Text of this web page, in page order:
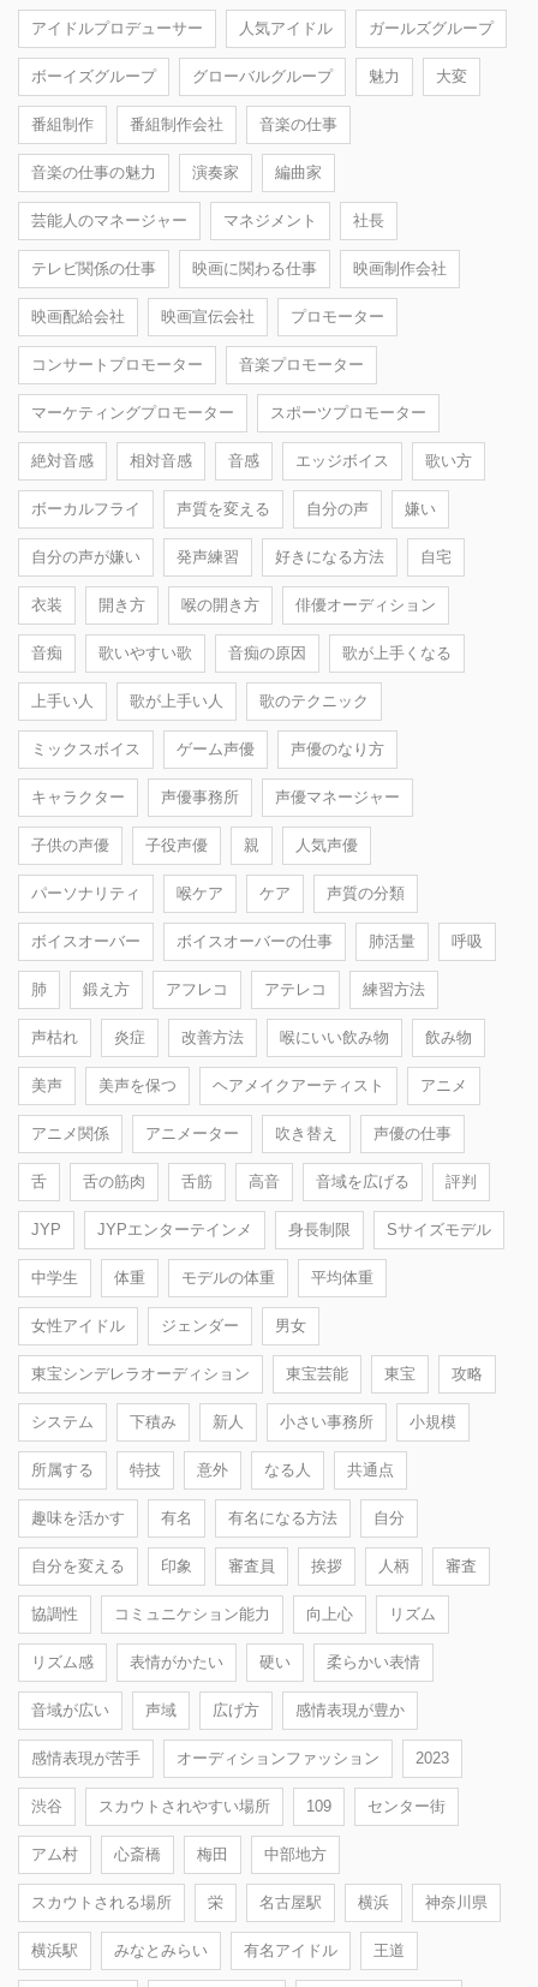
アイドルプロデューサー 人気アイドル ガールズグループ
ボーイズグループ グローバルグループ 魅力 大変
番組制作 番組制作会社 音楽の仕事
音楽の仕事の魅力 演奏家 編曲家
芸能人のマネージャー マネジメント 社長
テレビ関係の仕事 映画に関わる仕事 映画制作会社
映画配給会社 映画宣伝会社 プロモーター
コンサートプロモーター 音楽プロモーター
マーケティングプロモーター スポーツプロモーター
絶対音感 相対音感 音感 エッジボイス 歌い方
ボーカルフライ 声質を変える 自分の声 嫌い
自分の声が嫌い 発声練習 好きになる方法 自宅
衣装 開き方 喉の開き方 俳優オーディション
音痴 歌いやすい歌 音痴の原因 歌が上手くなる
上手い人 歌が上手い人 歌のテクニック
ミックスボイス ゲーム声優 声優のなり方
キャラクター 声優事務所 声優マネージャー
子供の声優 子役声優 親 人気声優
パーソナリティ 喉ケア ケア 声質の分類
ボイスオーバー ボイスオーバーの仕事 肺活量 呼吸
肺 鍛え方 アフレコ アテレコ 練習方法
声枯れ 炎症 改善方法 喉にいい飲み物 飲み物
美声 美声を保つ ヘアメイクアーティスト アニメ
アニメ関係 アニメーター 吹き替え 声優の仕事
舌 舌の筋肉 舌筋 高音 音域を広げる 評判
JYP JYPエンターテインメ 身長制限 Sサイズモデル
中学生 体重 モデルの体重 平均体重
女性アイドル ジェンダー 男女
東宝シンデレラオーディション 東宝芸能 東宝 攻略
システム 下積み 新人 小さい事務所 小規模
所属する 特技 意外 なる人 共通点
趣味を活かす 有名 有名になる方法 自分
自分を変える 印象 審査員 挨拶 人柄 審査
協調性 コミュニケション能力 向上心 リズム
リズム感 表情がかたい 硬い 柔らかい表情
音域が広い 声域 広げ方 感情表現が豊か
感情表現が苦手 オーディションファッション 2023
渋谷 スカウトされやすい場所 109 センター街
アム村 心斎橋 梅田 中部地方
スカウトされる場所 栄 名古屋駅 横浜 神奈川県
横浜駅 みなとみらい 有名アイドル 王道